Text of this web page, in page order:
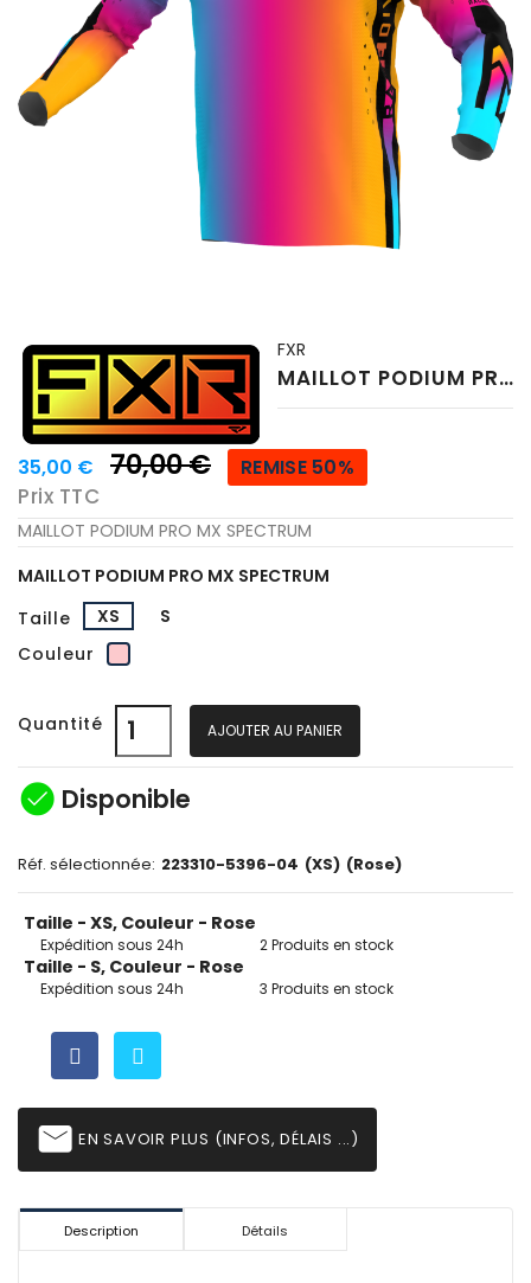
FXR
MAILLOT PODIUM PRO MX SPECTRUM
35,00 € 70,00 € REMISE 50%
Prix TTC
MAILLOT PODIUM PRO MX SPECTRUM
MAILLOT PODIUM PRO MX SPECTRUM
Taille
XS
S
Couleur
Rose
Quantité AJOUTER AU PANIER
check_circle Disponible
Réf. sélectionnée: 223310-5396-04 (XS) (Rose)
Taille - XS, Couleur - Rose
Expédition sous 24h 2 Produits en stock
Taille - S, Couleur - Rose
Expédition sous 24h 3 Produits en stock
email EN SAVOIR PLUS (INFOS, DÉLAIS ...)
Description Détails